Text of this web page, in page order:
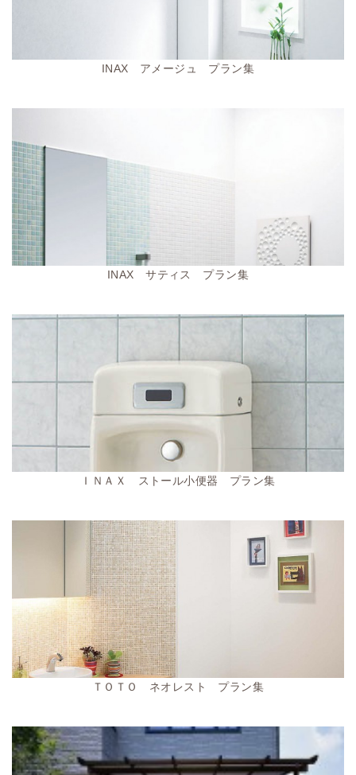
INAX アメージュ プラン集
INAX サティス プラン集
ＩＮＡＸ ストール小便器 プラン集
ＴＯＴＯ ネオレスト プラン集